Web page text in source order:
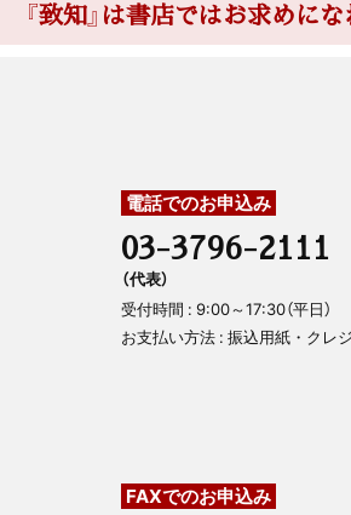
新居克洋「目の前の人の笑顔が何よりのご褒
まんが〈うちの社長の器学〉
木鶏クラブ通信
『致知』は書店ではお求めにな
電話でのお申込み
03-3796-2111
（代表）
受付時間 : 9:00～17:30（平日）
お支払い方法 : 振込用紙・クレ
FAXでのお申込み